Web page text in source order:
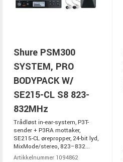
Shure PSM300
SYSTEM, PRO
BODYPACK W/
SE215-CL S8 823-
832MHz
Trådløst in-ear-system, P3T-
sender + P3RA mottaker,
SE215-CL ørepropper, 24-bit lyd,
MixMode/stereo, 823–832...
Artikkelnummer 1094862